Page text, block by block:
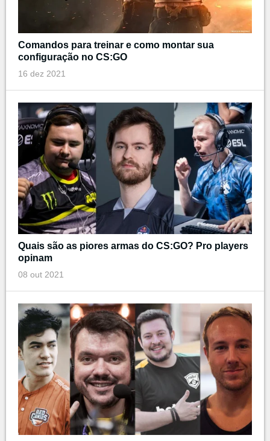
Comandos para treinar e como montar sua
configuração no CS:GO
16 dez 2021
Quais são as piores armas do CS:GO? Pro players
opinam
08 out 2021